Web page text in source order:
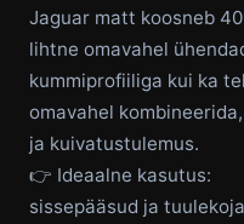
Jaguar matt koosneb
lihtne omavahel
kummiprofiiliga kui ka
omavahel
ja kuivatustulemus.
👉 Ideaalne kasutus:
sissepääsud ja